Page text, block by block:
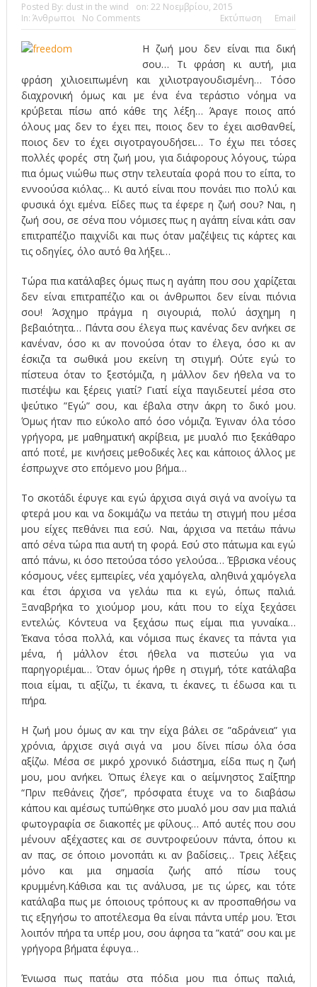
Το νουάρ στον ελληνικό κινηματογράφο
Η Φροντίδα Έχει Πολλές Μορφές: Κι Όλες Σε Αφορούν
Τρία Βήματα Μπροστά για Σένα και την Επιχείρησή σου
Όψεις και Απόψεις
Αξίζει άραγε?
Posted By: dust in the wind on: 22 Νοεμβρίου, 2015
In: Άνθρωποι No Comments Εκτύπωση Email
Η ζωή μου δεν είναι πια δική
σου… Τι φράση κι αυτή, μια
φράση χιλιοειπωμένη και χιλιοτραγουδισμένη… Τόσο
διαχρονική όμως και με ένα ένα τεράστιο νόημα να
κρύβεται πίσω από κάθε της λέξη… Άραγε ποιος από
όλους μας δεν το έχει πει, ποιος δεν το έχει αισθανθεί,
ποιος δεν το έχει σιγοτραγουδήσει… Το έχω πει τόσες
πολλές φορές στη ζωή μου, για διάφορους λόγους, τώρα
πια όμως νιώθω πως στην τελευταία φορά που το είπα, το
εννοούσα κιόλας… Κι αυτό είναι που πονάει πιο πολύ και
φυσικά όχι εμένα. Είδες πως τα έφερε η ζωή σου? Ναι, η
ζωή σου, σε σένα που νόμισες πως η αγάπη είναι κάτι σαν
επιτραπέζιο παιχνίδι και πως όταν μαζέψεις τις κάρτες και
τις οδηγίες, όλο αυτό θα λήξει…
Τώρα πια κατάλαβες όμως πως η αγάπη που σου χαρίζεται
δεν είναι επιτραπέζιο και οι άνθρωποι δεν είναι πιόνια
σου! Άσχημο πράγμα η σιγουριά, πολύ άσχημη η
βεβαιότητα… Πάντα σου έλεγα πως κανένας δεν ανήκει σε
κανέναν, όσο κι αν πονούσα όταν το έλεγα, όσο κι αν
έσκιζα τα σωθικά μου εκείνη τη στιγμή. Ούτε εγώ το
πίστευα όταν το ξεστόμιζα, η μάλλον δεν ήθελα να το
πιστέψω και ξέρεις γιατί? Γιατί είχα παγιδευτεί μέσα στο
ψεύτικο ”Εγώ” σου, και έβαλα στην άκρη το δικό μου.
Όμως ήταν πιο εύκολο από όσο νόμιζα. Έγιναν όλα τόσο
γρήγορα, με μαθηματική ακρίβεια, με μυαλό πιο ξεκάθαρο
από ποτέ, με κινήσεις μεθοδικές λες και κάποιος άλλος με
έσπρωχνε στο επόμενο μου βήμα…
Το σκοτάδι έφυγε και εγώ άρχισα σιγά σιγά να ανοίγω τα
φτερά μου και να δοκιμάζω να πετάω τη στιγμή που μέσα
μου είχες πεθάνει πια εσύ. Ναι, άρχισα να πετάω πάνω
από σένα τώρα πια αυτή τη φορά. Εσύ στο πάτωμα και εγώ
από πάνω, κι όσο πετούσα τόσο γελούσα… Έβρισκα νέους
κόσμους, νέες εμπειρίες, νέα χαμόγελα, αληθινά χαμόγελα
και έτσι άρχισα να γελάω πια κι εγώ, όπως παλιά.
Ξαναβρήκα το χιούμορ μου, κάτι που το είχα ξεχάσει
εντελώς. Κόντευα να ξεχάσω πως είμαι πια γυναίκα…
Έκανα τόσα πολλά, και νόμισα πως έκανες τα πάντα για
μένα, ή μάλλον έτσι ήθελα να πιστεύω για να
παρηγοριέμαι… Όταν όμως ήρθε η στιγμή, τότε κατάλαβα
ποια είμαι, τι αξίζω, τι έκανα, τι έκανες, τι έδωσα και τι
πήρα.
Η ζωή μου όμως αν και την είχα βάλει σε ”αδράνεια” για
χρόνια, άρχισε σιγά σιγά να μου δίνει πίσω όλα όσα
αξίζω. Μέσα σε μικρό χρονικό διάστημα, είδα πως η ζωή
μου, μου ανήκει. Όπως έλεγε και ο αείμνηστος Σαίξπηρ
“Πριν πεθάνεις ζήσε”, πρόσφατα έτυχε να το διαβάσω
κάπου και αμέσως τυπώθηκε στο μυαλό μου σαν μια παλιά
φωτογραφία σε διακοπές με φίλους… Από αυτές που σου
μένουν αξέχαστες και σε συντροφεύουν πάντα, όπου κι
αν πας, σε όποιο μονοπάτι κι αν βαδίσεις… Τρεις λέξεις
μόνο και μια σημασία ζωής από πίσω τους
κρυμμένη.Κάθισα και τις ανάλυσα, με τις ώρες, και τότε
κατάλαβα πως με όποιους τρόπους κι αν προσπαθήσω να
τις εξηγήσω το αποτέλεσμα θα είναι πάντα υπέρ μου. Έτσι
λοιπόν πήρα τα υπέρ μου, σου άφησα τα ”κατά” σου και με
γρήγορα βήματα έφυγα…
Ένιωσα πως πατάω στα πόδια μου πια όπως παλιά,